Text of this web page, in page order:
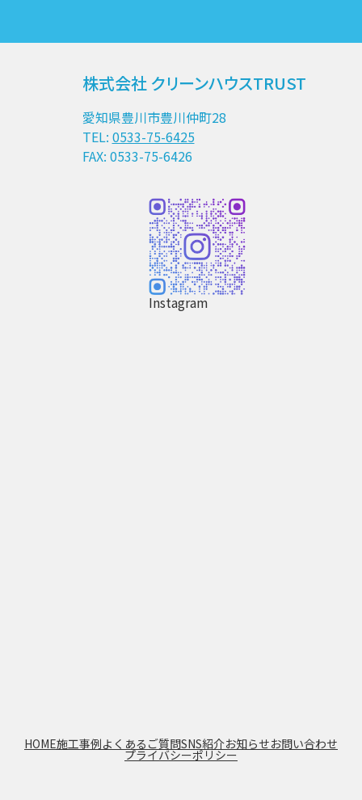
株式会社 クリーンハウスTRUST
愛知県豊川市豊川仲町28
TEL: 0533-75-6425
FAX: 0533-75-6426
Instagram
HOME施工事例よくあるご質問SNS紹介お知らせお問い合わせ
プライバシーポリシー